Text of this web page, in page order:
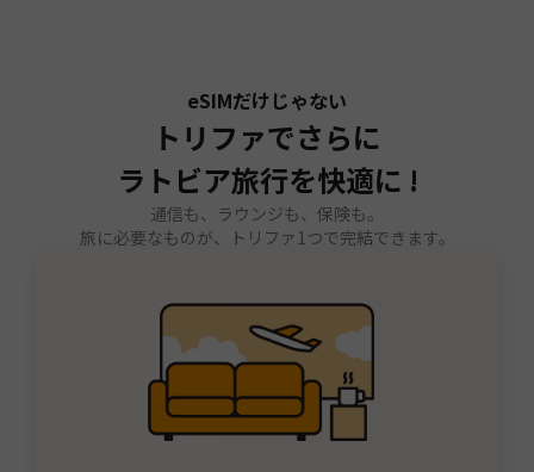
eSIMだけじゃない
トリファでさらに
ラトビア旅行を快適に !
通信も、ラウンジも、保険も。
旅に必要なものが、トリファ1つで完結できます。